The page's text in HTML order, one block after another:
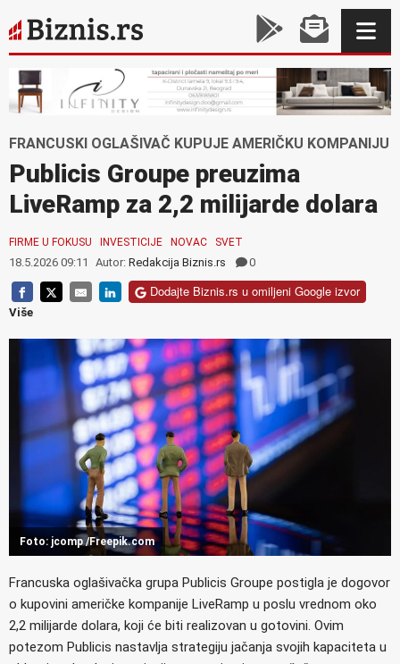
FRANCUSKI OGLAŠIVAČ KUPUJE AMERIČKU KOMPANIJU
Publicis Groupe preuzima
LiveRamp za 2,2 milijarde dolara
FIRME U FOKUSU INVESTICIJE NOVAC SVET
18.5.2026 09:11 Autor: Redakcija Biznis.rs 0
Dodajte Biznis.rs u omiljeni Google izvor
Više
Foto: jcomp /Freepik.com
Francuska oglašivačka grupa Publicis Groupe postigla je dogovor
o kupovini američke kompanije LiveRamp u poslu vrednom oko
2,2 milijarde dolara, koji će biti realizovan u gotovini. Ovim
potezom Publicis nastavlja strategiju jačanja svojih kapaciteta u